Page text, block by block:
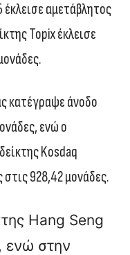
έκλεισε αμετάβλητος
Topix έκλεισε
κατέγραψε άνοδο
ενώ ο
Kosdaq
928,42 μονάδες.
Hang Seng
ενώ στην